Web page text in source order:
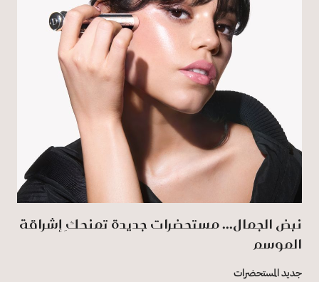
نبض الجمال... مستحضرات جديدة تمنحكِ إشراقة
الموسم
جديد المستحضرات